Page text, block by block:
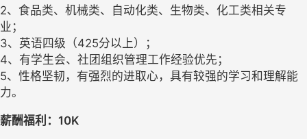
2、食品类、机械类、自动化类、生物类、化工类相关专
业；
3、英语四级（425分以上）；
4、有学生会、社团组织管理工作经验优先；
5、性格坚韧，有强烈的进取心，具有较强的学习和理解能
力。
薪酬福利：10K